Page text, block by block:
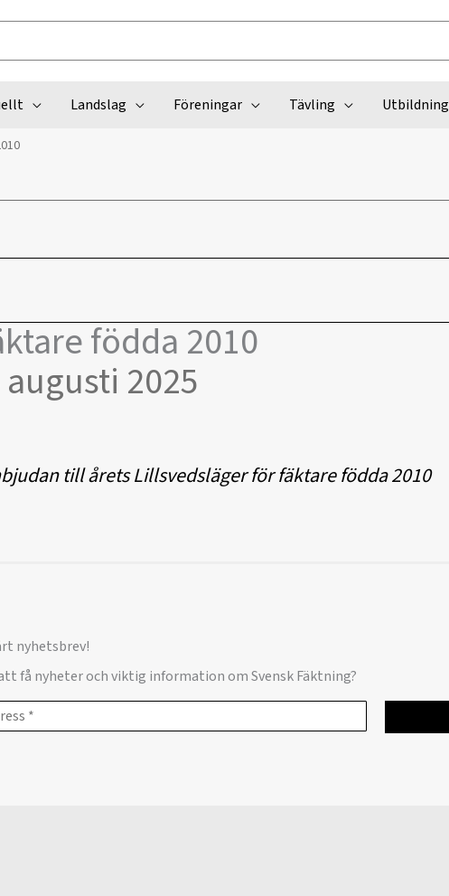
Landslag Föreningar Tävling Utbildning
födda 2010
augusti 2025
till årets Lillsvedsläger för fäktare födda 2010
nyhetsbrev!
få nyheter och viktig information om Svensk Fäktning?